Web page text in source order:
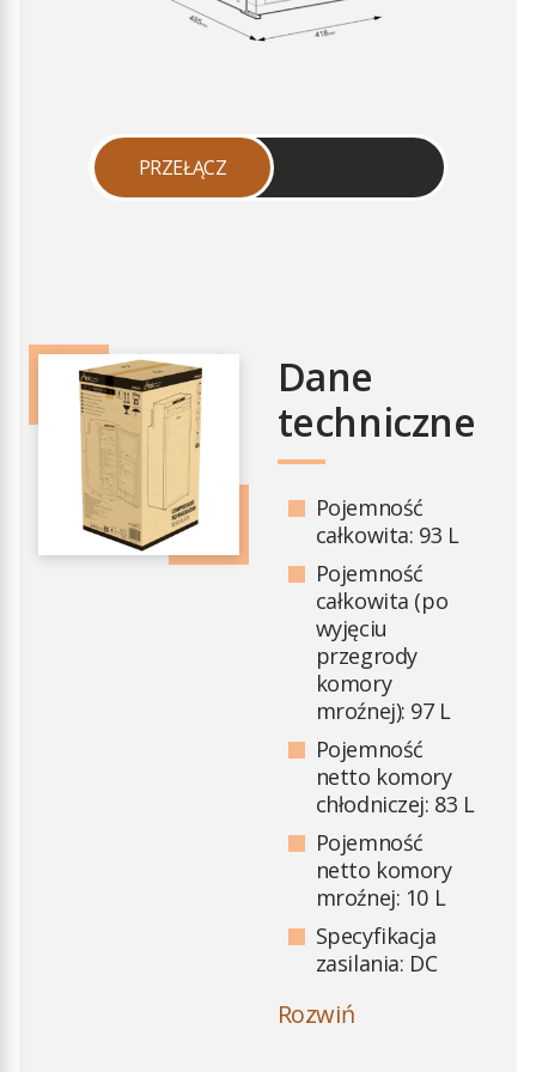
PRZEŁĄCZ
Dane
techniczne
Pojemność
całkowita: 93 L
Pojemność
całkowita (po
wyjęciu
przegrody
komory
mroźnej): 97 L
Pojemność
netto komory
chłodniczej: 83 L
Pojemność
netto komory
mroźnej: 10 L
Specyfikacja
zasilania: DC
24 V/3.0 A